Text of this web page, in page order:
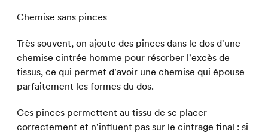
Chemise sans pinces
Très souvent, on ajoute des pinces dans le dos d'une
chemise cintrée homme pour résorber l'excès de
tissus, ce qui permet d'avoir une chemise qui épouse
parfaitement les formes du dos.
Ces pinces permettent au tissu de se placer
correctement et n'influent pas sur le cintrage final : si